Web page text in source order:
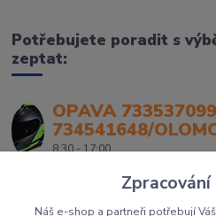
Potřebujete poradit s
zeptat:
OPAVA
734541648/
8:30 - 17:00
Zpracování
Náš e-shop a partneři potřebují